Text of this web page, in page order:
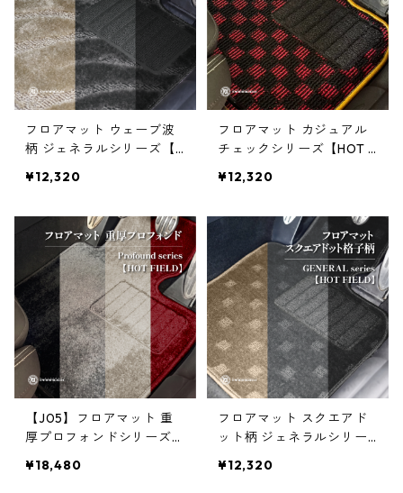
フロアマット ウェーブ波
柄 ジェネラルシリーズ【H
¥12,320
フロアマット カジュアル
チェックシリーズ【HOT F
¥12,320
【J05】フロアマット 重
厚プロフォンドシリーズ
¥18,480
フロアマット スクエアド
ット柄 ジェネラルシリー
¥12,320